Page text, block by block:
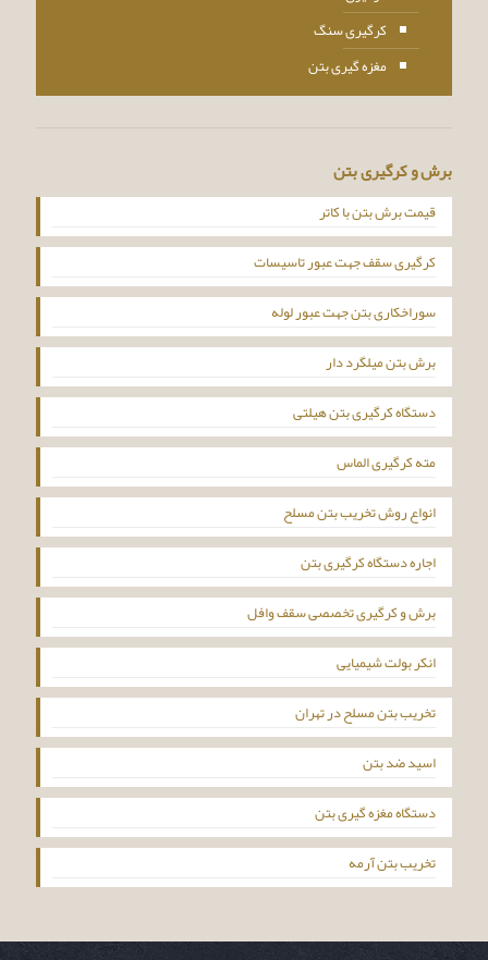
کرگیری سنگ
مغزه گیری بتن
برش و کرگیری بتن
قیمت برش بتن با کاتر
کرگیری سقف جهت عبور تاسیسات
سوراخکاری بتن جهت عبور لوله
برش بتن میلگرد دار
دستگاه کرگیری بتن هیلتی
مته کرگیری الماس
انواع روش تخریب بتن مسلح
اجاره دستگاه کرگیری بتن
برش و کرگیری تخصصی سقف وافل
انکر بولت شیمیایی
تخریب بتن مسلح در تهران
اسید ضد بتن
دستگاه مغزه گیری بتن
تخریب بتن آرمه